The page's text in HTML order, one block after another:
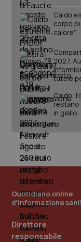
Caldo
corpo
calore”
2027.
tutele
Caldo,
restano
in giallo
Quotidiano online
d'informazione
Direttore
responsabile
PHPSESSID